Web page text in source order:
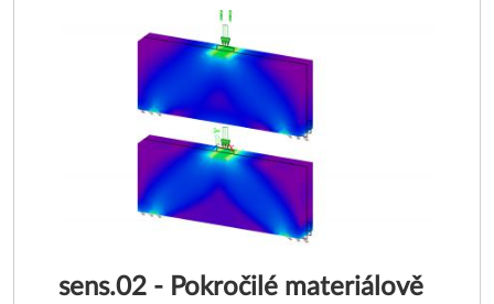
sens.02 - Pokročilé materiálově